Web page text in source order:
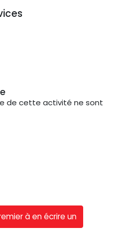
de cette activité ne sont
à en écrire un